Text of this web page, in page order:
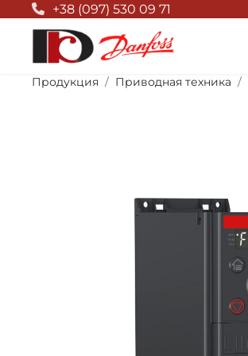
Null Top+38 (097) 530 09 71
Продукция Приводная техника